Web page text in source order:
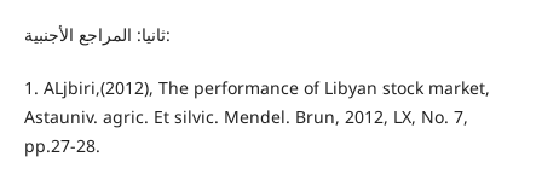
ثانيا: المراجع الأجنبية:
1. ALjbiri,(2012), The performance of Libyan stock market,
Astauniv. agric. Et silvic. Mendel. Brun, 2012, LX, No. 7,
pp.27-28.